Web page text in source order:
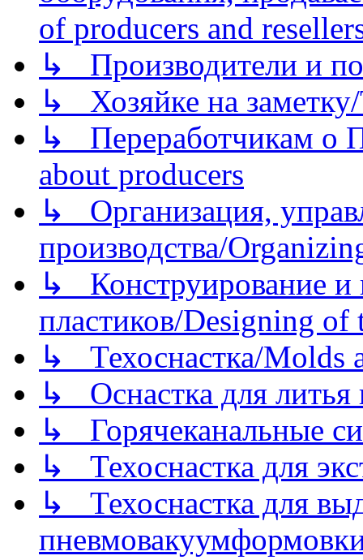
of producers and
↳ Производители и
↳ Хозяйке на
↳ Переработчикам о
about producers
↳ Организация,
производства/
↳ Конструирование и
пластиков/Designing of
↳ Техоснастка/Molds
↳ Оснастка для литья
↳ Горячеканальные
↳ Техоснастка для
↳ Техоснастка для